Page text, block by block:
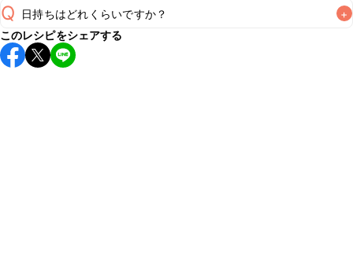
Q 日持ちはどれくらいですか？ +
保存期間は冷蔵で翌日中が目安です。なるべくお早めにお召
し上がりください。
このレシピをシェアする